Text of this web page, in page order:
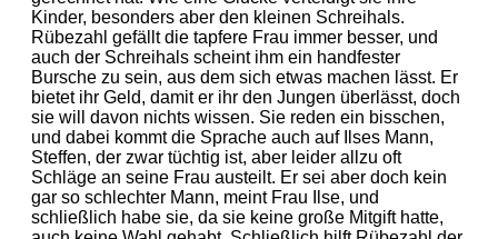
Kinder, besonders aber den kleinen Schreihals.
Rübezahl gefällt die tapfere Frau immer besser, und
auch der Schreihals scheint ihm ein handfester
Bursche zu sein, aus dem sich etwas machen lässt. Er
bietet ihr Geld, damit er ihr den Jungen überlässt, doch
sie will davon nichts wissen. Sie reden ein bisschen,
und dabei kommt die Sprache auch auf Ilses Mann,
Steffen, der zwar tüchtig ist, aber leider allzu oft
Schläge an seine Frau austeilt. Er sei aber doch kein
gar so schlechter Mann, meint Frau Ilse, und
schließlich habe sie, da sie keine große Mitgift hatte,